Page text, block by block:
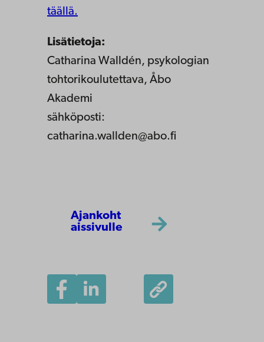
täällä.
Lisätietoja:
Catharina Walldén, psykologian
tohtorikoulutettava, Åbo
Akademi
sähköposti:
catharina.wallden@abo.fi
Ajankoht
aissivulle